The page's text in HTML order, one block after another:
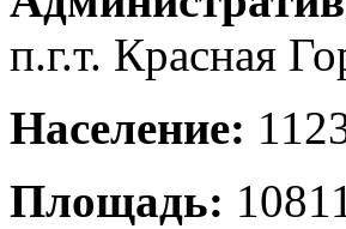
п.г.т. Красная
Население:
Площадь: